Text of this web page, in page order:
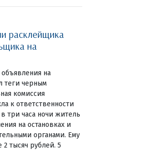
расклейщика
на
на
теги черным
комиссия
к ответственности
три часа ночи житель
на остановках и
органами. Ему
тысяч рублей. 5